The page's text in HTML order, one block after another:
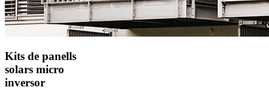
Kits de panells
solars micro
inversor